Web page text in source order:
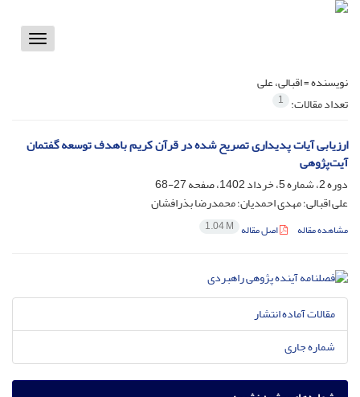
Toggle
نویسنده =اقبالی، علی
تعداد مقالات: 1
ارزیابی آیات پدیداری تصریح شده در قرآن کریم باهدف توسعه گفتمان
آیت‌پژوهی
دوره 2، شماره 5، خرداد 1402، صفحه
27-68
علی اقبالی؛ مهدی احمدیان؛ محمدرضا بذرافشان
مشاهده مقاله اصل مقاله 1.04 M
مقالات آماده انتشار
شماره جاری